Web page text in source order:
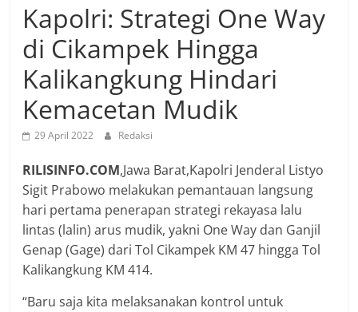
Kapolri: Strategi One Way
di Cikampek Hingga
Kalikangkung Hindari
Kemacetan Mudik
29 April 2022 Redaksi
RILISINFO.COM,Jawa Barat,Kapolri Jenderal Listyo
Sigit Prabowo melakukan pemantauan langsung
hari pertama penerapan strategi rekayasa lalu
lintas (lalin) arus mudik, yakni One Way dan Ganjil
Genap (Gage) dari Tol Cikampek KM 47 hingga Tol
Kalikangkung KM 414.
“Baru saja kita melaksanakan kontrol untuk